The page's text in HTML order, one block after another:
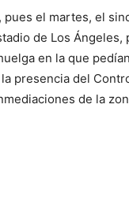
el martes, el
de Los
en la que
presencia del
de la